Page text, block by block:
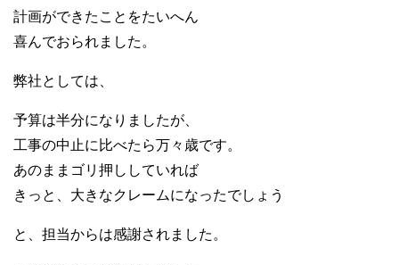
計画ができたことをたいへん
喜んでおられました。
弊社としては、
予算は半分になりましたが、
工事の中止に比べたら万々歳です。
あのままゴリ押ししていれば
きっと、大きなクレームになったでしょう
と、担当からは感謝されました。